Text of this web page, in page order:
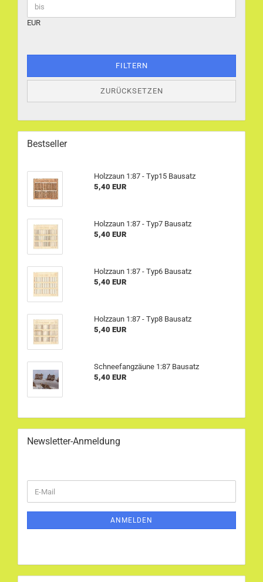
EUR
FILTERN
ZURÜCKSETZEN
Bestseller
Holzzaun 1:87 - Typ15 Bausatz
5,40 EUR
Holzzaun 1:87 - Typ7 Bausatz
5,40 EUR
Holzzaun 1:87 - Typ6 Bausatz
5,40 EUR
Holzzaun 1:87 - Typ8 Bausatz
5,40 EUR
Schneefangzäune 1:87 Bausatz
5,40 EUR
Newsletter-Anmeldung
ZUR
E-
Mail
ANMELDEN